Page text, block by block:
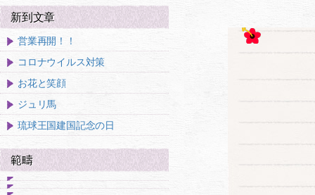
新到文章
営業再開！！
コロナウイルス対策
お花と笑顔
ジュリ馬
琉球王国建国記念の日
範疇